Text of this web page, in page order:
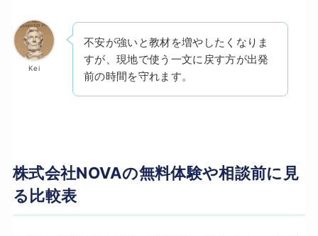
Kei
不安が強いと教材を増やしたくなりま
すが、現地で使う一文に戻す方が出発
前の時間を守れます。
株式会社NOVAの無料体験や相談前に見
る比較表